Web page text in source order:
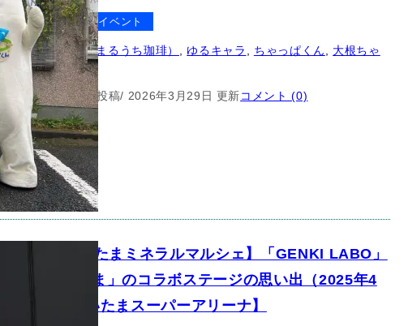
キャラクター イベント
タグ：シャティ（まるうち珈琲） ゆるキャラ ちゃっぱくん
大根ちゃ
2025年10月27日 投稿/ 2026年3月29日 更新コメント (0)
【第13回さいたまミネラルマルシェ】「GENKI LABO」
と「大根ちゃま」のコラボステージの思い出（2025年4
月6日）【さいたまスーパーアリーナ】